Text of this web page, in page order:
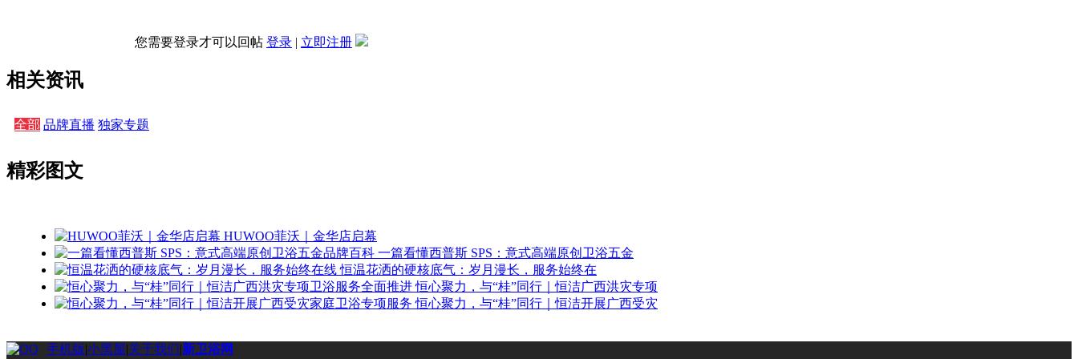
您需要登录才可以回帖 登录 | 立即注册
相关资讯
全部 品牌直播 独家专题
精彩图文
HUWOO菲沃｜金华店启幕
一篇看懂西普斯 SPS：意式高端原创卫浴五金
恒温花洒的硬核底气：岁月漫长，服务始终在
恒心聚力，与“桂”同行｜恒洁广西洪灾专项
恒心聚力，与“桂”同行｜恒洁开展广西受灾
手机版|小黑屋|关于我们|新卫浴网